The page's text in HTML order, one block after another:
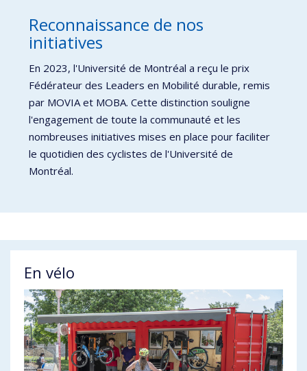
Reconnaissance de nos
initiatives
En 2023, l'Université de Montréal a reçu le prix
Fédérateur des Leaders en Mobilité durable, remis
par MOVIA et MOBA. Cette distinction souligne
l'engagement de toute la communauté et les
nombreuses initiatives mises en place pour faciliter
le quotidien des cyclistes de l'Université de
Montréal.
En vélo